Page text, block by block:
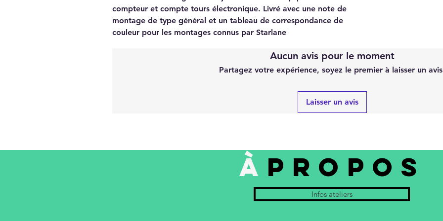
compteur et compte tours électronique. Livré avec une note de
montage de type général et un tableau de correspondance de
couleur pour les montages connus par Starlane
Aucun avis pour le moment
Partagez votre expérience, soyez le premier à laisser un
Laisser un avis
À PROPOS
Infos ateliers